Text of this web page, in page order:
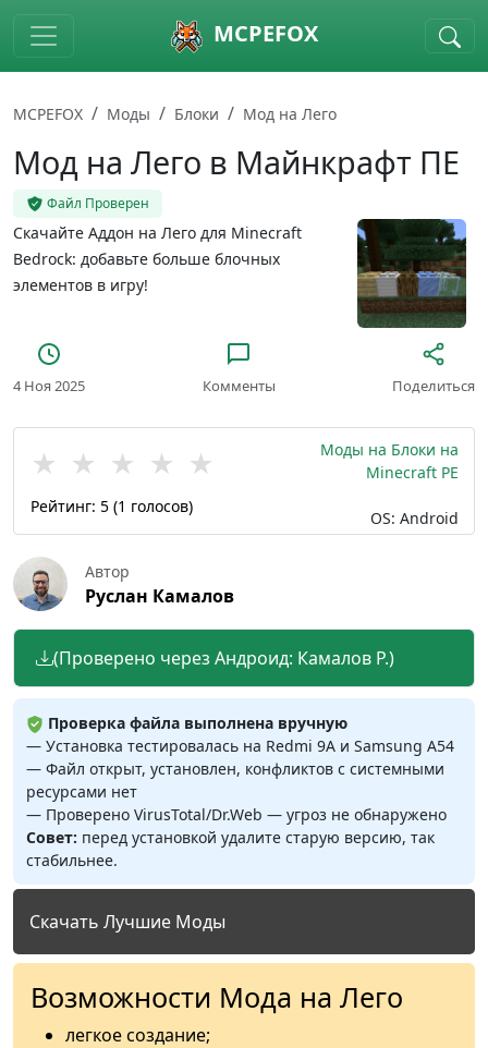
Skip to main content MCPEFOX
MCPEFOX Моды Блоки Мод на Лего
Мод на Лего в Майнкрафт ПЕ
Файл Проверен
Скачайте Аддон на Лего для Minecraft
Bedrock: добавьте больше блочных
элементов в игру!
4 Ноя 2025 Комменты Поделиться
★ ★ ★ ★ ★
Рейтинг: 5 (1 голосов)
Моды на Блоки на
Minecraft PE
OS: Android
Автор
Руслан Камалов
(Проверено через Андроид: Камалов Р.)
Проверка файла выполнена вручную
— Установка тестировалась на Redmi 9A и Samsung A54
— Файл открыт, установлен, конфликтов с системными
ресурсами нет
— Проверено VirusTotal/Dr.Web — угроз не обнаружено
Совет: перед установкой удалите старую версию, так
стабильнее.
Скачать Лучшие Моды
Возможности Мода на Лего
легкое создание;